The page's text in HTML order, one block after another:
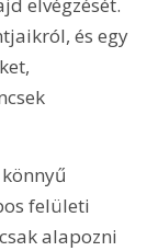
és egy
felületi
alapozni